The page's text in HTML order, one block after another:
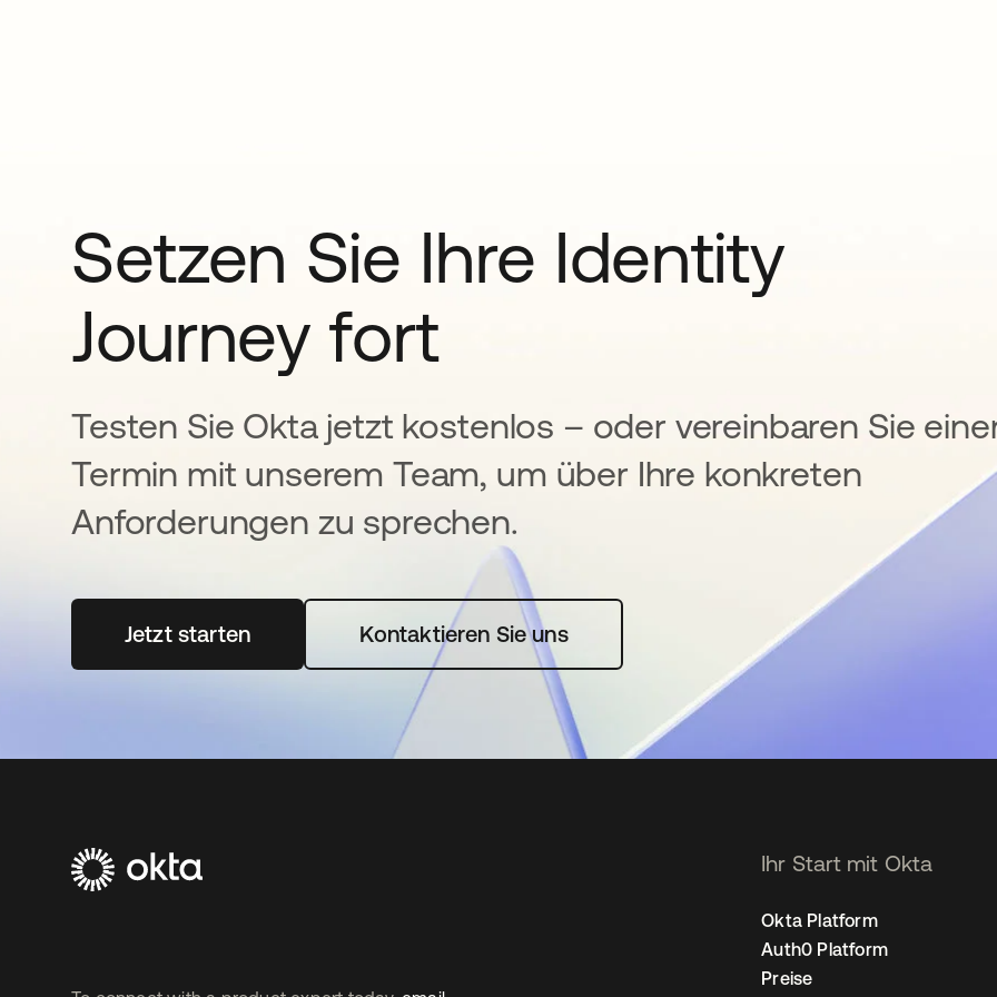
Setzen Sie Ihre Identity
Journey fort
Testen Sie Okta jetzt kostenlos – oder vereinbaren Sie
Termin mit unserem Team, um über Ihre konkreten
Anforderungen zu sprechen.
Jetzt startenwird in einer neuen Registerkarte geöffnet
Kontaktieren Sie uns
Ihr Start mit Okta
Okta Platform
Auth0 Platform
Preise